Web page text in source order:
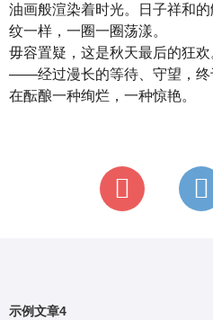
油画般渲染着时光。日子祥和
纹一样，一圈一圈荡漾。
毋容置疑，这是秋天最后的狂
——经过漫长的等待、守望，终
在酝酿一种绚烂，一种惊艳。
示例文章4